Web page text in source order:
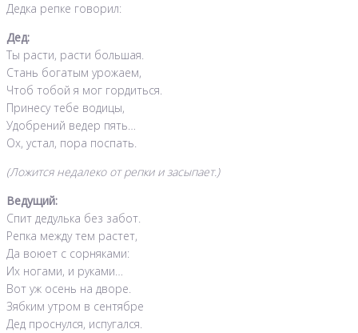
Дедка репке говорил:
Дед:
Ты расти, расти большая.
Стань богатым урожаем,
Чтоб тобой я мог гордиться.
Принесу тебе водицы,
Удобрений ведер пять…
Ох, устал, пора поспать.
(Ложится недалеко от репки и засыпает.)
Ведущий:
Спит дедулька без забот.
Репка между тем растет,
Да воюет с сорняками:
Их ногами, и руками…
Вот уж осень на дворе.
Зябким утром в сентябре
Дед проснулся, испугался.